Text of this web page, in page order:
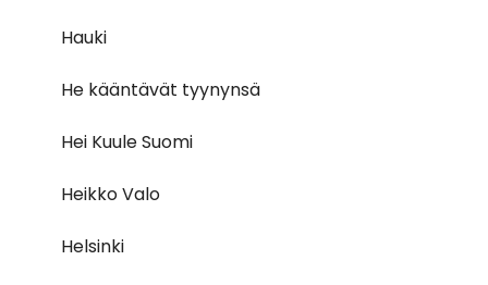
Hauki
He kääntävät tyynynsä
Hei Kuule Suomi
Heikko Valo
Helsinki